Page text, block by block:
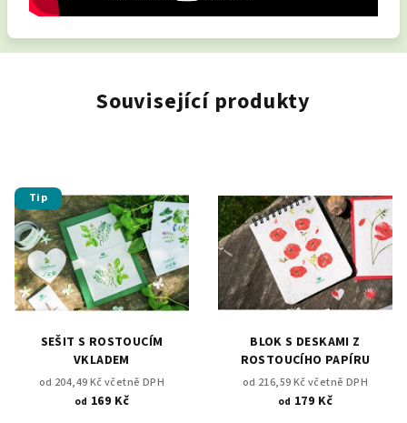
Související produkty
Tip
SEŠIT S ROSTOUCÍM
VKLADEM
od 204,49 Kč včetně DPH
od 169 Kč
BLOK S DESKAMI Z
ROSTOUCÍHO PAPÍRU
od 216,59 Kč včetně DPH
od 179 Kč